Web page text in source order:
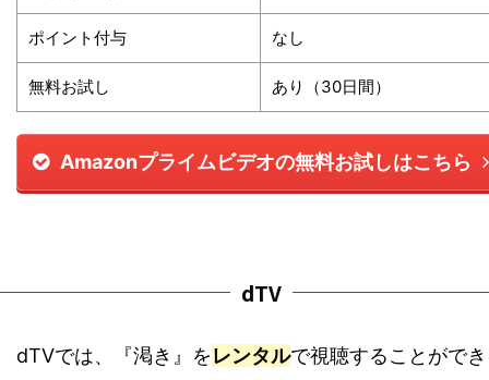
ポイント付与 なし
無料お試し あり（30日間）
Amazonプライムビデオの無料お試しはこちら
dTV
dTVでは、『渇き』をレンタルで視聴することができ